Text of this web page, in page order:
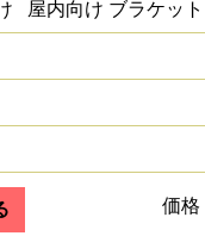
屋内向け ブラケット
価格